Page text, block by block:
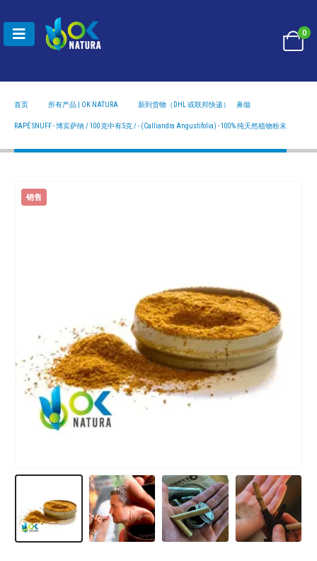
0
首页 所有产品 | OK NATURA 新到货物（DHL 或联邦快递）
鼻烟
RAPÉ SNUFF - 博宾萨纳 / 100克中有5克 / - (Calliandra Angustifolia) - 100% 纯天然植物粉末
销售